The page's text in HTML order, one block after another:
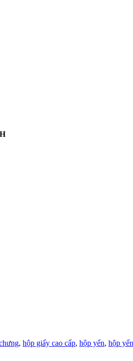
, hộp giấy cao cấp, hộp yến, hộp